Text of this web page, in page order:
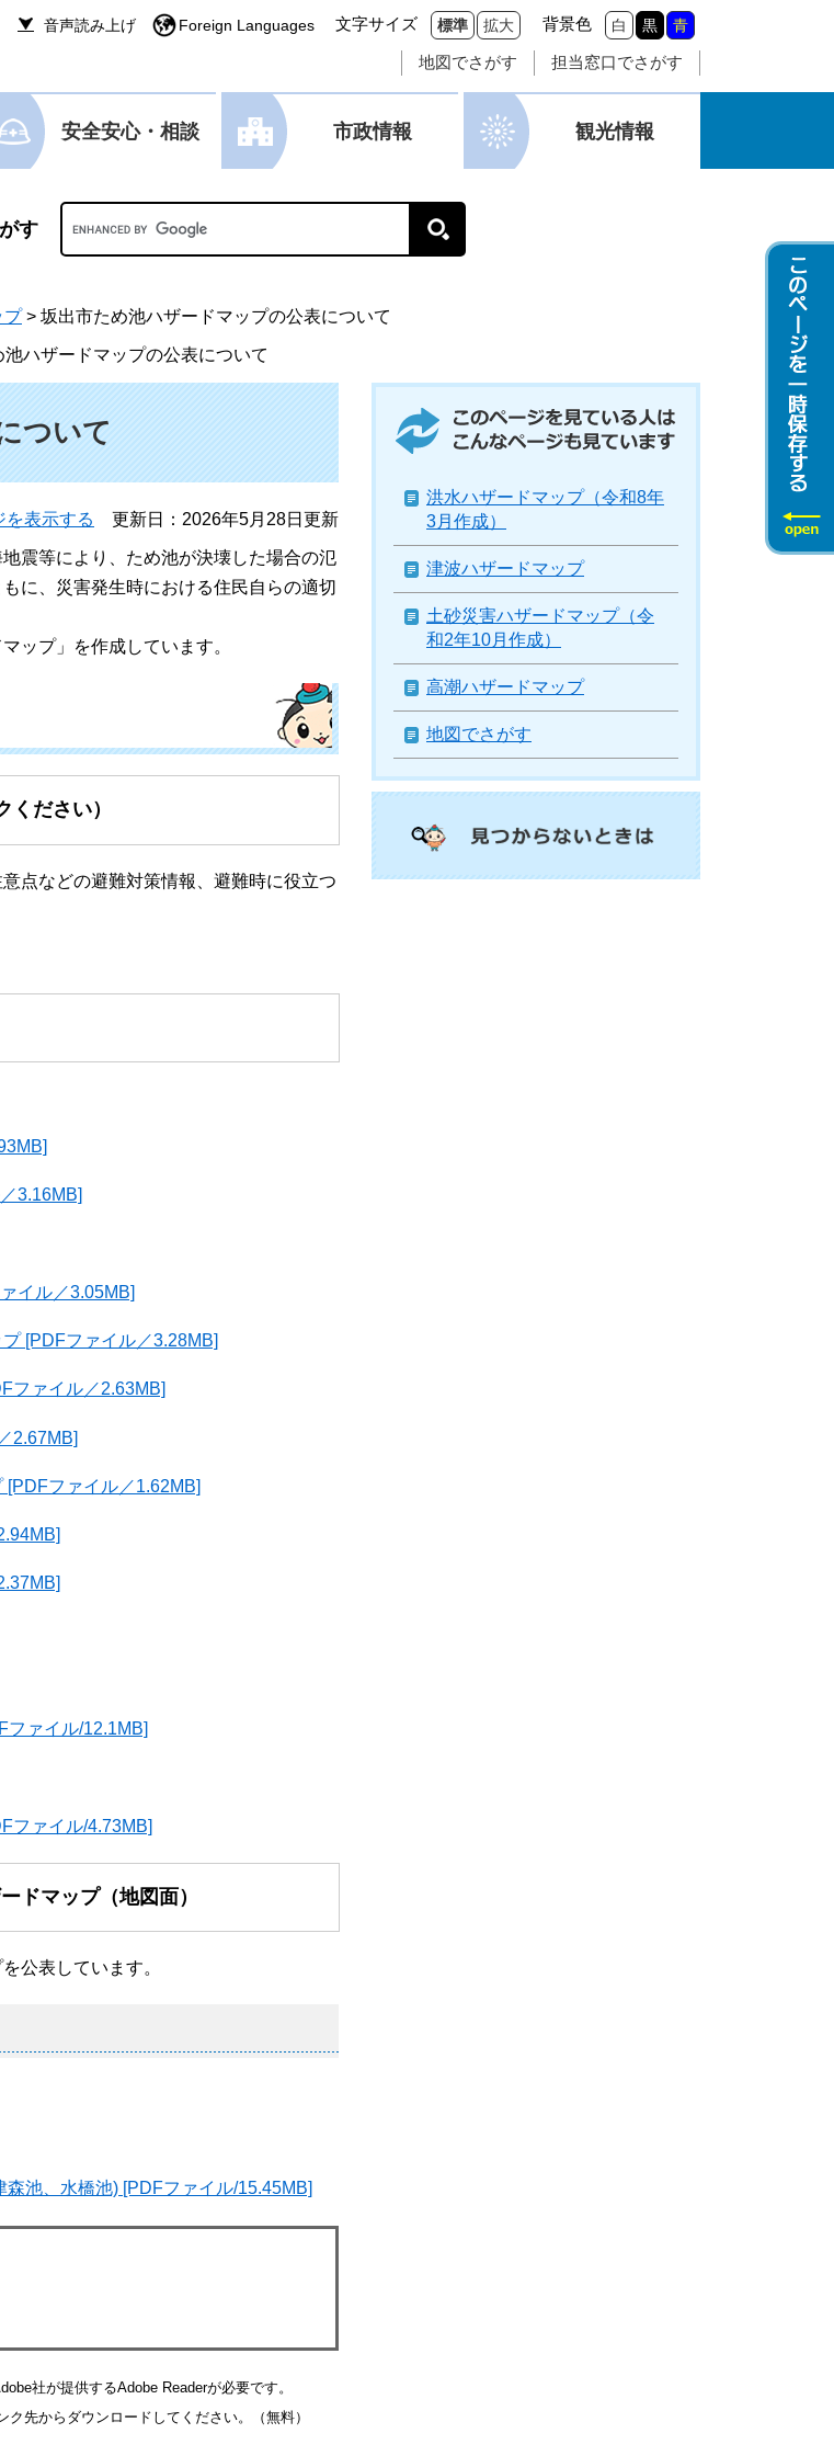
音声読み上げ Foreign Languages 文字サイズ 標準 拡大 背景色 白 黒 青
地図でさがす 担当窓口でさがす
安全安心・相談 市政情報 観光情報
Googleカスタム検索
プ> 坂出市ため池ハザードマップの公表について
池ハザードマップの公表について
ついて
を表示する 更新日：2026年5月28日更新
震等により、ため池が決壊した場合の氾
に、災害発生時における住民自らの適切
ップ」を作成しています。
ください）
点などの避難対策情報、避難時に役立つ
3.16MB]
イル／3.05MB]
[PDFファイル／3.28MB]
ファイル／2.63MB]
2.67MB]
ファイル／1.62MB]
ァイル/12.1MB]
ファイル/4.73MB]
ドマップ（地図面）
公表しています。
池、水橋池) [PDFファイル/15.45MB]
社が提供するAdobe Readerが必要です。
先からダウンロードしてください。（無料）
見ています
洪水ハザードマップ（令和8年
3月作成）
津波ハザードマップ
土砂災害ハザードマップ（令
和2年10月作成）
高潮ハザードマップ
地図でさがす